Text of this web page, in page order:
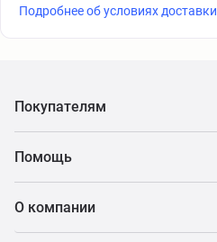
Подробнее об условиях доставки
Покупателям
Помощь
О компании